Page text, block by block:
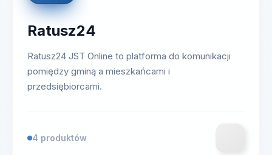
Ratusz24
Ratusz24 JST Online to platforma do komunikacji
pomiędzy gminą a mieszkańcami i
przedsiębiorcami.
4 produktów